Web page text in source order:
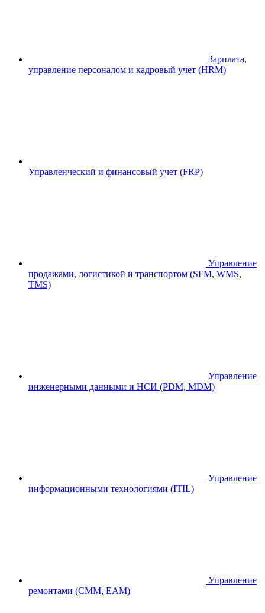
Зарплата,
управление персоналом и кадровый учет (HRM)
Управленческий и финансовый учет (FRP)
Управление
продажами, логистикой и транспортом (SFM, WMS,
TMS)
Управление
инженерными данными и НСИ (PDM, MDM)
Управление
информационными технологиями (ITIL)
Управление
ремонтами (CMM, EAM)